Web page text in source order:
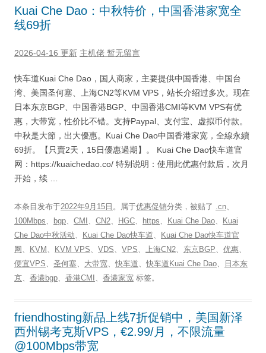
Kuai Che Dao：中秋特价，中国香港家宽全
线69折
2026-04-16 更新 主机佬 暂无留言
快车道Kuai Che Dao，国人商家，主要提供中国香港、中国台
湾、美国圣何塞、上海CN2等KVM VPS，站长介绍过多次。现在
日本东京BGP、中国香港BGP、中国香港CMI等KVM VPS有优
惠，大带宽，性价比不错。支持Paypal、支付宝、虚拟币付款。
中秋是大節，出大優惠。Kuai Che Dao中国香港家宽，全線永續
69折。【只賣2天，15日優惠過期】。 Kuai Che Dao快车道官
网：https://kuaichedao.co/ 特别说明：使用此优惠付款后，次月
开始，续 …
本条目发布于2022年9月15日 。属于优惠促销分类，被贴了 .cn、
100Mbps、 bgp、 CMI 、 CN2、 HGC、 https、 Kuai Che Dao、
Kuai
Che Dao中秋活动、 Kuai Che Dao快车道、
Kuai Che Dao快车道官
网 、 KVM 、 KVM VPS、 VDS、 VPS、 上海CN2、 东京BGP、 优惠、
便宜VPS、 圣何塞、 大带宽、 快车道、 快车道Kuai Che Dao、
日本东
京、 香港bgp、 香港CMI 、 香港家宽 标签。
friendhosting新品上线7折促销中，美国新泽
西州锡考克斯VPS，€2.99/月，不限流量
@100Mbps带宽